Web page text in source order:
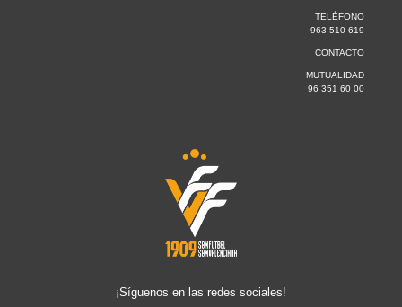
TELÉFONO
963 510 619
CONTACTO
MUTUALIDAD
96 351 60 00
¡Síguenos en las redes sociales!